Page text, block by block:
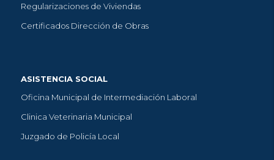
Regularizaciones de Viviendas
Certificados Dirección de Obras
ASISTENCIA SOCIAL
Oficina Municipal de Intermediación Laboral
Clinica Veterinaria Municipal
Juzgado de Policía Local